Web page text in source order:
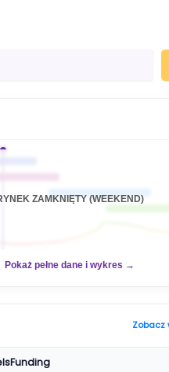
ZAMKNIĘTY (WEEKEND)
Pokaż pełne dane i wykres →
Zobacz